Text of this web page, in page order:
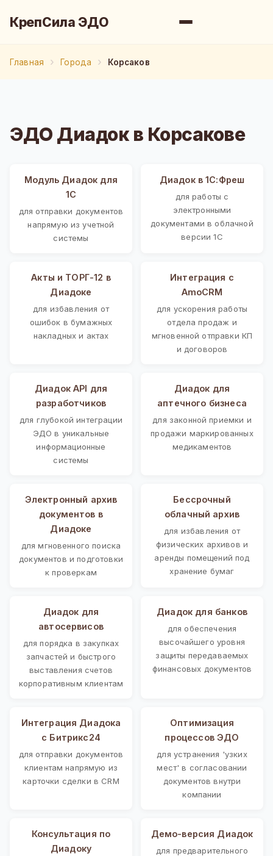
КрепСила ЭДО
Главная Города Корсаков
ЭДО Диадок в Корсакове
Модуль Диадок для
1С
для отправки документов
напрямую из учетной
системы
Диадок в 1С:Фреш
для работы с
электронными
документами в облачной
версии 1С
Акты и ТОРГ-12 в
Диадоке
для избавления от
ошибок в бумажных
накладных и актах
Интеграция с
AmoCRM
для ускорения работы
отдела продаж и
мгновенной отправки КП
и договоров
Диадок API для
разработчиков
для глубокой интеграции
ЭДО в уникальные
информационные
системы
Диадок для
аптечного бизнеса
для законной приемки и
продажи маркированных
медикаментов
Электронный архив
документов в
Диадоке
для мгновенного поиска
документов и подготовки
к проверкам
Бессрочный
облачный архив
для избавления от
физических архивов и
аренды помещений под
хранение бумаг
Диадок для
автосервисов
для порядка в закупках
запчастей и быстрого
выставления счетов
корпоративным клиентам
Диадок для банков
для обеспечения
высочайшего уровня
защиты передаваемых
финансовых документов
Интеграция Диадока
с Битрикс24
для отправки документов
клиентам напрямую из
карточки сделки в CRM
Оптимизация
процессов ЭДО
для устранения 'узких
мест' в согласовании
документов внутри
компании
Консультация по
Диадоку
Демо-версия Диадок
для предварительного